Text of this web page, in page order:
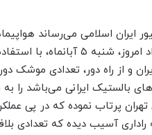
ایران اسلامی می‌رساند
قوانین بین‌المللی در
و از راه دور، تعدادی موشک
ایرانی می‌باشد را به
پرتاب نموده که در پی
راداری آسیب دیده که تعدادی